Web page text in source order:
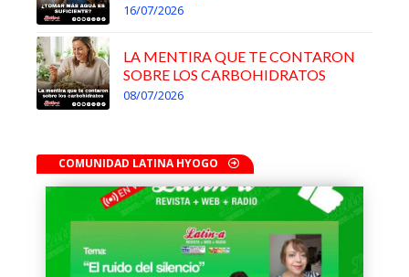
16/07/2026
LA MENTIRA QUE TE CONTARON
SOBRE LOS CARBOHIDRATOS
08/07/2026
COMUNIDAD LATINA HYOGO